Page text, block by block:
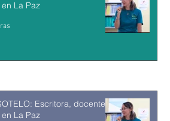
La Paz
Escritora, docente y
La Paz